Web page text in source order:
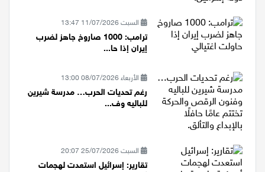
السبت 11/07/2026 13:47
ترامب: 1000 صاروخ جاهز لضرب
إيران إذا حا...
الأربعاء 08/07/2026 13:00
رغم تحديات الحرب… مدرسة شيرين
للباليه وف...
السبت 25/07/2026 20:07
تقارير: إسرائيل استعدت لهجمات